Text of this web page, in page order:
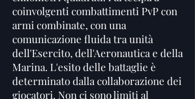
coinvolgenti combattimenti PvP con
armi combinate, con una
comunicazione fluida tra unità
dell'Esercito, dell'Aeronautica e della
Marina. L'esito delle battaglie è
determinato dalla collaborazione dei
giocatori. Non ci sono limiti al